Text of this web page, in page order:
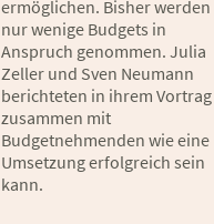
ermöglichen. Bisher werden
nur wenige Budgets in
Anspruch genommen. Julia
Zeller und Sven Neumann
berichteten in ihrem Vortrag
zusammen mit
Budgetnehmenden wie eine
Umsetzung erfolgreich sein
kann.